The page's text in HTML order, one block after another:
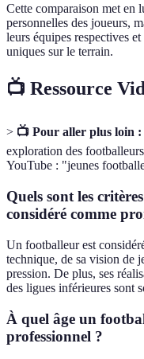
Cette comparaison met en
personnelles des joueurs,
leurs équipes respectives
uniques sur le terrain.
📺 Ressource
> 📺 Pour aller plus loin :
exploration des
YouTube : "jeunes
Quels sont les
considéré comme
Un footballeur est
technique, de sa vision de
pression. De plus, ses
des ligues inférieures sont
À quel âge un
professionnel ?